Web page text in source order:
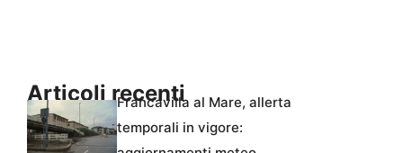
Articoli recentiFrancavilla al Mare, allerta
temporali in vigore: